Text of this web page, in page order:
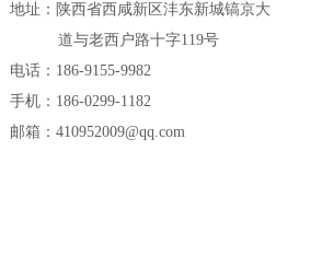
地址： 陕西省西咸新区沣东新城镐京大
道与老西户路十字119号
电话：186-9155-9982
手机：186-0299-1182
邮箱：410952009@qq.com